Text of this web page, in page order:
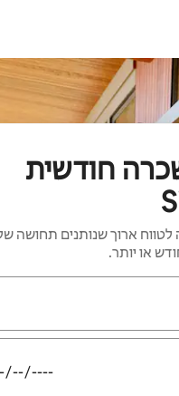
חודשית
ארוך שנותנים תחושה
או יותר.
יש לנווט עם מקשי